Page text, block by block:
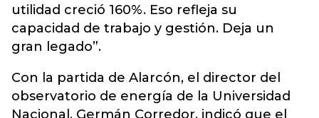
utilidad creció 160%. Eso refleja su
capacidad de trabajo y gestión. Deja un
gran legado”.
Con la partida de Alarcón, el director del
observatorio de energía de la Universidad
Nacional, Germán Corredor, indicó que el